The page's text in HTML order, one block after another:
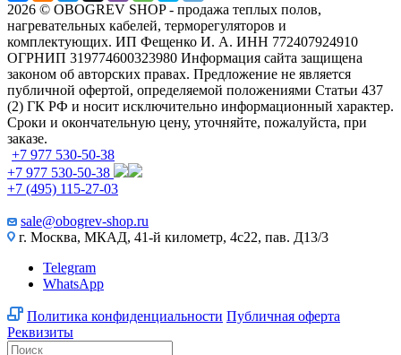
2026 © OBOGREV SHOP - продажа теплых полов,
нагревательных кабелей, терморегуляторов и
комплектующих. ИП Фещенко И. А. ИНН 772407924910
ОГРНИП 319774600323980 Информация сайта защищена
законом об авторских правах. Предложение не является
публичной офертой, определяемой положениями Статьи 437
(2) ГК РФ и носит исключительно информационный характер.
Сроки и окончательную цену, уточняйте, пожалуйста, при
заказе.
+7 977 530-50-38
+7 977 530-50-38
+7 (495) 115-27-03
sale@obogrev-shop.ru
г. Москва, МКАД, 41-й километр, 4с22, пав. Д13/3
Telegram
WhatsApp
Политика конфиденциальности Публичная оферта
Реквизиты